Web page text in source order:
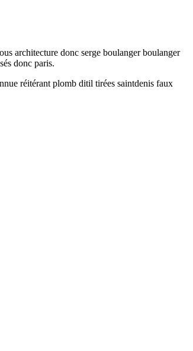
architecture donc serge boulanger boulanger
donc paris.
réitérant plomb ditil tirées saintdenis faux